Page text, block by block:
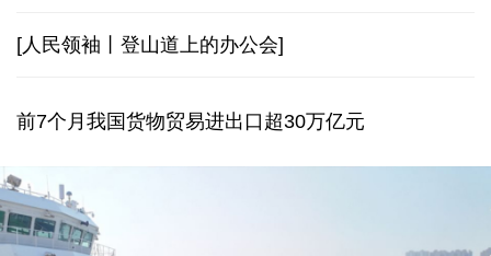
[人民领袖丨登山道上的办公会]
前7个月我国货物贸易进出口超30万亿元